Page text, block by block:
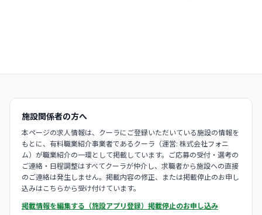
施設関係者の方へ
本ページの求人情報は、クーラにご登録いただいている施設の情報を
もとに、有料職業紹介事業者であるクーラ（運営: 株式会社フォニ
ム）が職業紹介の一環として掲載しています。ご応募の受付・選考の
ご連絡・日程調整はすべてクーラが仲介し、求職者から施設への直接
のご連絡は発生しません。掲載内容の修正、または掲載停止のお申し
込みはこちらから受け付けています。
掲載情報を編集する（施設アプリ登録） 掲載停止のお申し込み